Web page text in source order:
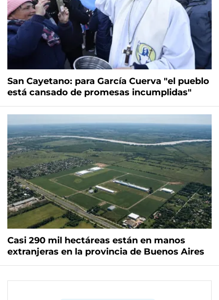
San Cayetano: para García Cuerva "el pueblo
está cansado de promesas incumplidas"
Casi 290 mil hectáreas están en manos
extranjeras en la provincia de Buenos Aires